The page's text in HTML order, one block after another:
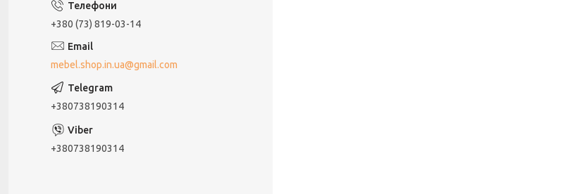
+380 (73) 819-03-14
mebel.shop.in.ua@gmail.com
+380738190314
+380738190314